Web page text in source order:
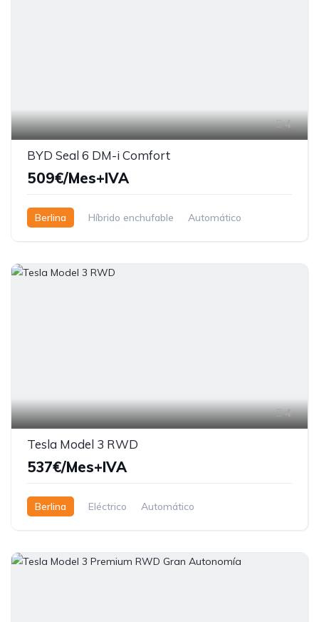
4
BYD Seal 6 DM-i Comfort
509€/Mes+IVA
Berlina Híbrido enchufable Automático
4
Tesla Model 3 RWD
537€/Mes+IVA
Berlina Eléctrico Automático